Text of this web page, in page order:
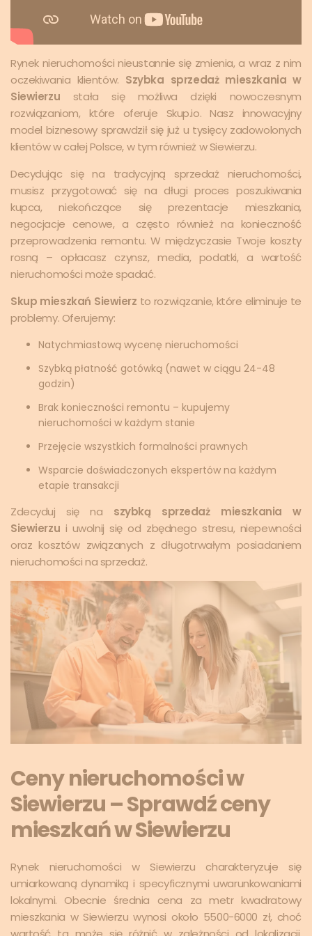
Rynek nieruchomości nieustannie się zmienia, a wraz z nim
oczekiwania klientów. Szybka sprzedaż mieszkania w
Siewierzu stała się możliwa dzięki nowoczesnym
rozwiązaniom, które oferuje Skup.io. Nasz innowacyjny
model biznesowy sprawdził się już u tysięcy zadowolonych
klientów w całej Polsce, w tym również w Siewierzu.
Decydując się na tradycyjną sprzedaż nieruchomości,
musisz przygotować się na długi proces poszukiwania
kupca, niekończące się prezentacje mieszkania,
negocjacje cenowe, a często również na konieczność
przeprowadzenia remontu. W międzyczasie Twoje koszty
rosną – opłacasz czynsz, media, podatki, a wartość
nieruchomości może spadać.
Skup mieszkań Siewierz to rozwiązanie, które eliminuje te
problemy. Oferujemy:
Natychmiastową wycenę nieruchomości
Szybką płatność gotówką (nawet w ciągu 24-48
godzin)
Brak konieczności remontu – kupujemy
nieruchomości w każdym stanie
Przejęcie wszystkich formalności prawnych
Wsparcie doświadczonych ekspertów na każdym
etapie transakcji
Zdecyduj się na szybką sprzedaż mieszkania w
Siewierzu i uwolnij się od zbędnego stresu, niepewności
oraz kosztów związanych z długotrwałym posiadaniem
nieruchomości na sprzedaż.
Ceny nieruchomości w
Siewierzu – Sprawdź ceny
mieszkań w Siewierzu
Rynek nieruchomości w Siewierzu charakteryzuje się
umiarkowaną dynamiką i specyficznymi uwarunkowaniami
lokalnymi. Obecnie średnia cena za metr kwadratowy
mieszkania w Siewierzu wynosi około 5500-6000 zł, choć